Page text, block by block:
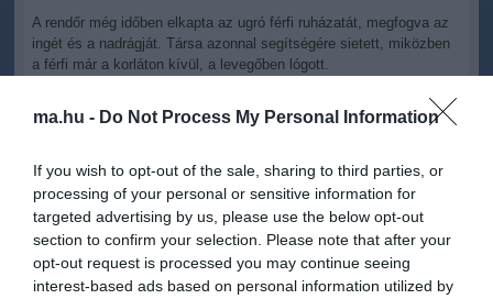
ma.hu - Do Not Process My Personal Information
If you wish to opt-out of the sale, sharing to third parties, or
processing of your personal or sensitive information for
targeted advertising by us, please use the below opt-out
section to confirm your selection. Please note that after your
opt-out request is processed you may continue seeing
interest-based ads based on personal information utilized by
A rendőr még időben elkapta az ugró férfi ruházatát, megfogva az
ingét és a nadrágját. Társa azonnal segítségére sietett, miközben
a férfi már a korláton kívül, a levegőben lógott.
A BRFK tájékoztatása szerint a 25 éves férfi nem kapaszkodott
sem a rendőrökbe, sem a híd szerkezetébe, ráadásul
megtartania a teljes testsúlyával lefelé húzó embert, majd közös
erővel visszahúzni őt a korláton belülre.
A testkamerás felvételeken is látható mentés során a rendőrök
lélekjelenléte, gyors helyzetfelismerése és fizikai ereje döntő
szerepet játszott abban, hogy nem történt tragédia.